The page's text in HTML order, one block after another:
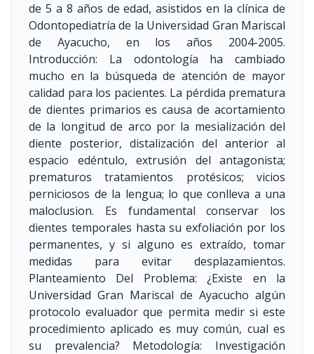
de 5 a 8 años de edad, asistidos en la clínica de
Odontopediatría de la Universidad Gran Mariscal
de Ayacucho, en los años 2004-2005.
Introducción: La odontología ha cambiado
mucho en la búsqueda de atención de mayor
calidad para los pacientes. La pérdida prematura
de dientes primarios es causa de acortamiento
de la longitud de arco por la mesialización del
diente posterior, distalización del anterior al
espacio edéntulo, extrusión del antagonista;
prematuros tratamientos protésicos; vicios
perniciosos de la lengua; lo que conlleva a una
maloclusion. Es fundamental conservar los
dientes temporales hasta su exfoliación por los
permanentes, y si alguno es extraído, tomar
medidas para evitar desplazamientos.
Planteamiento Del Problema: ¿Existe en la
Universidad Gran Mariscal de Ayacucho algún
protocolo evaluador que permita medir si este
procedimiento aplicado es muy común, cual es
su prevalencia? Metodología: Investigación